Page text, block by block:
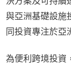
與亞洲基礎設施
同投資專注於亞
為便利跨境投資